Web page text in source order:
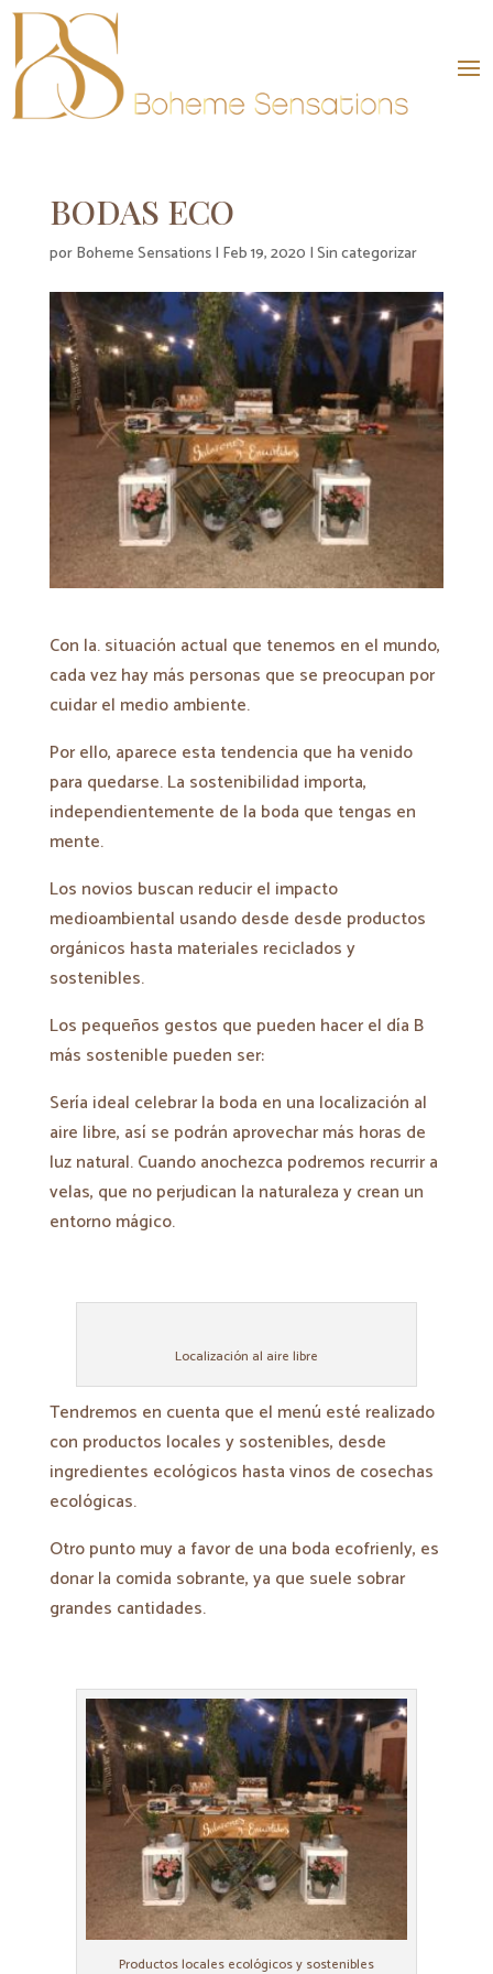
BODAS ECO
porBoheme Sensations| Feb 19, 2020 |Sin categorizar
Con la. situación actual que tenemos en el mundo,
cada vez hay más personas que se preocupan por
cuidar el medio ambiente.
Por ello, aparece esta tendencia que ha venido
para quedarse. La sostenibilidad importa,
independientemente de la boda que tengas en
mente.
Los novios buscan reducir el impacto
medioambiental usando desde desde productos
orgánicos hasta materiales reciclados y
sostenibles.
Los pequeños gestos que pueden hacer el día B
más sostenible pueden ser:
Sería ideal celebrar la boda en una localización al
aire libre, así se podrán aprovechar más horas de
luz natural. Cuando anochezca podremos recurrir a
velas, que no perjudican la naturaleza y crean un
entorno mágico.
Localización al aire libre
Tendremos en cuenta que el menú esté realizado
con productos locales y sostenibles, desde
ingredientes ecológicos hasta vinos de cosechas
ecológicas.
Otro punto muy a favor de una boda ecofrienly, es
donar la comida sobrante, ya que suele sobrar
grandes cantidades.
Productos locales ecológicos y sostenibles